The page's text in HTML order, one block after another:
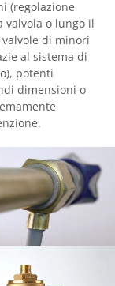
(regolazione
valvola o lungo il
di minori
al sistema di
potenti
dimensioni o